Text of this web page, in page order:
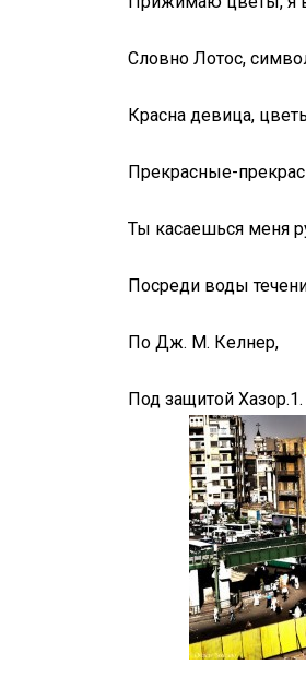
Словно Лотос,
Красна девица,
Прекрасные-
Ты касаешься меня
Посреди воды
По Дж. М. Келнер,
Под защитой Хазор.